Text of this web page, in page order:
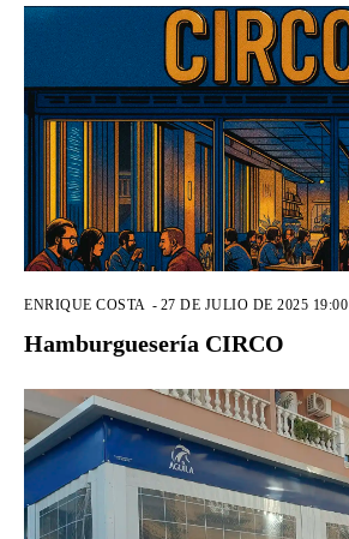
ENRIQUE COSTA - 27 DE JULIO DE 2025 19:00
Hamburguesería CIRCO